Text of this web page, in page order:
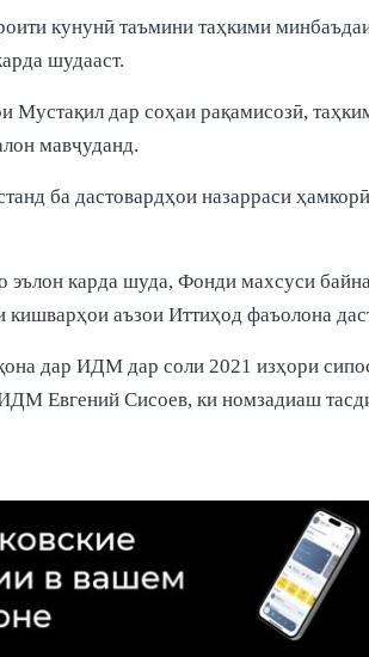
кунунӣ таъмини таҳкими
шудааст.
дар соҳаи рақамисозӣ,
мавҷуданд.
ба дастовардҳои назарраси
карда шуда, Фонди махсуси
аъзои Иттиҳод фаъолона
дар ИДМ дар соли 2021 изҳори
Евгений Сисоев, ки номзадиаш